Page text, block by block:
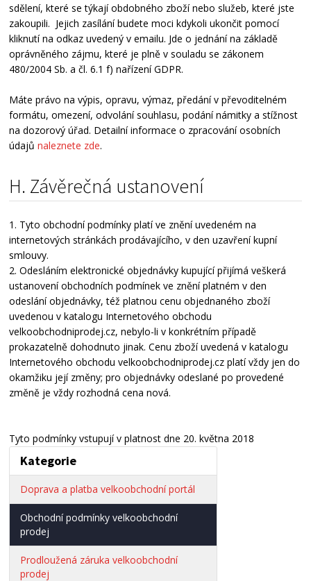
sdělení, které se týkají obdobného zboží nebo služeb, které jste
zakoupili. Jejich zasílání budete moci kdykoli ukončit pomocí
kliknutí na odkaz uvedený v emailu. Jde o jednání na základě
oprávněného zájmu, které je plně v souladu se zákonem
480/2004 Sb. a čl. 6.1 f) nařízení GDPR.
Máte právo na výpis, opravu, výmaz, předání v převoditelném
formátu, omezení, odvolání souhlasu, podání námitky a stížnost
na dozorový úřad. Detailní informace o zpracování osobních
údajůnaleznete zde.
H. Závěrečná ustanovení
1. Tyto obchodní podmínky platí ve znění uvedeném na
internetových stránkách prodávajícího, v den uzavření kupní
smlouvy.
2. Odesláním elektronické objednávky kupující přijímá veškerá
ustanovení obchodních podmínek ve znění platném v den
odeslání objednávky, též platnou cenu objednaného zboží
uvedenou v katalogu Internetového obchodu
velkoobchodniprodej.cz, nebylo-li v konkrétním případě
prokazatelně dohodnuto jinak. Cenu zboží uvedená v katalogu
Internetového obchodu velkoobchodniprodej.cz platí vždy jen do
okamžiku její změny; pro objednávky odeslané po provedené
změně je vždy rozhodná cena nová.
Tyto podmínky vstupují v platnost dne 20. května 2018
Kategorie
Doprava a platba velkoobchodní portál
Obchodní podmínky velkoobchodní
prodej
Prodloužená záruka velkoobchodní
prodej